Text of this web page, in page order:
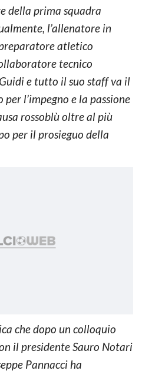
della prima squadra
l’allenatore in
atletico
tecnico
e tutto il suo staff va il
l’impegno e la passione
rossoblù oltre al più
per il prosieguo della
che dopo un colloquio
il presidente Sauro Notari
Pannacci ha